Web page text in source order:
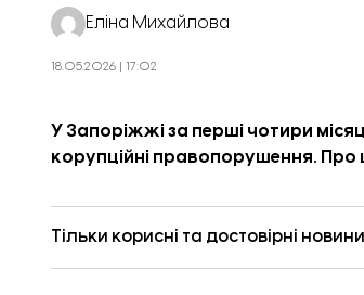
Еліна Михайлова
18.05.2026 | 17:02
У Запоріжжі за перші чотири
корупційні правопорушення. Про
Тільки корисні та достовірні